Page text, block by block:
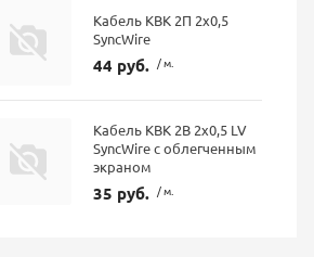
Кабель КВК 2П 2х0,5
SyncWire
44 руб. / м.
Кабель КВК 2В 2х0,5 LV
SyncWire с облегченным
экраном
35 руб. / м.